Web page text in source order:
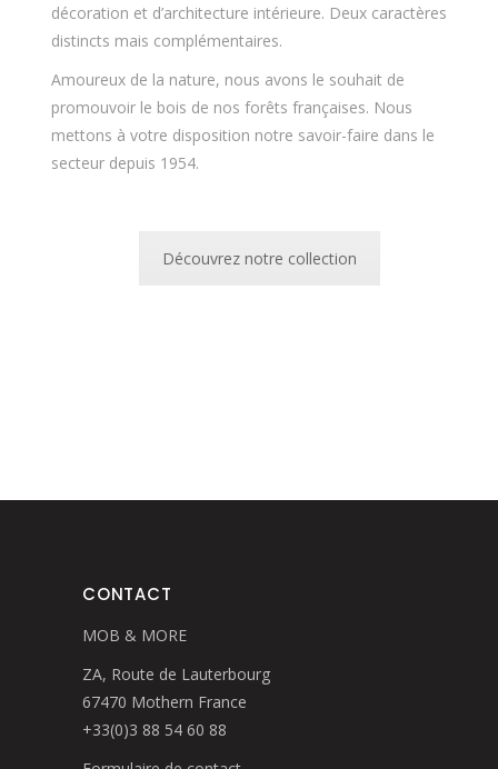
décoration et d’architecture intérieure. Deux caractères
distincts mais complémentaires.
Amoureux de la nature, nous avons le souhait de
promouvoir le bois de nos forêts françaises. Nous
mettons à votre disposition notre savoir-faire dans le
secteur depuis 1954.
Découvrez notre collection
CONTACT
MOB & MORE
ZA, Route de Lauterbourg
67470 Mothern France
+33(0)3 88 54 60 88